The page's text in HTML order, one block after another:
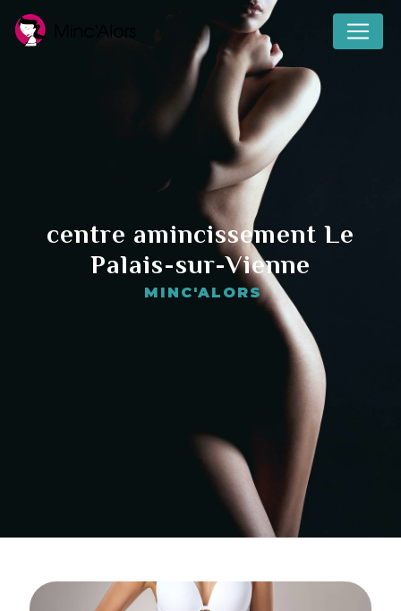
centre amincissement Le
Palais-sur-Vienne
MINC'ALORS
Panneau de gestion des cookies